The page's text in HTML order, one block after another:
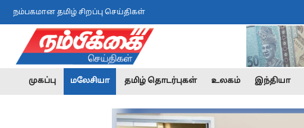
நம்பகமான தமிழ் சிறப்பு செய்திகள்
முகப்பு மலேசியா தமிழ் தொடர்புகள் உலகம் இந்தியா